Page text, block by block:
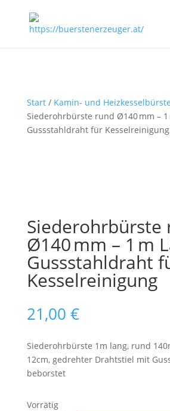
Start/ Kamin- und
Siederohrbürste rund Ø140 mm – 1
Gussstahldraht für Kesselreinigung
Siederohrbürste
Ø140 mm – 1 m
Gussstahldraht
Kesselreinigung
21,00 €
Siederohrbürste 1m lang, rund
12cm, gedrehter Drahtstiel mit
beborstet
Vorrätig